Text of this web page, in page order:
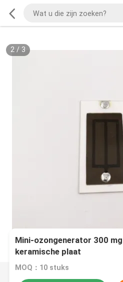
2/ 3
Mini-ozongenerator 300
keramische plaat
MOQ：10 stuks